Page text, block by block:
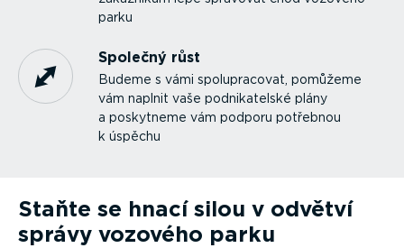
parku
Společný růst
Budeme s vámi spolu­pra­covat, pomůžeme
vám naplnit vaše podni­ka­telské plány
a poskytneme vám podporu potřebnou
k úspěchu
Staňte se hnací silou v odvětví
správy vozového parku